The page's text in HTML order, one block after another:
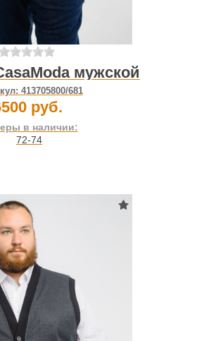
мужской
413705800/681
руб.
в наличии:
72-74